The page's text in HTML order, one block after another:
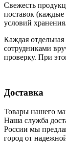
Свежесть
поставок
условий хранения.
Каждая
сотрудниками
проверку. При
Доставка
Товары нашего
Наша служба
России мы
город от